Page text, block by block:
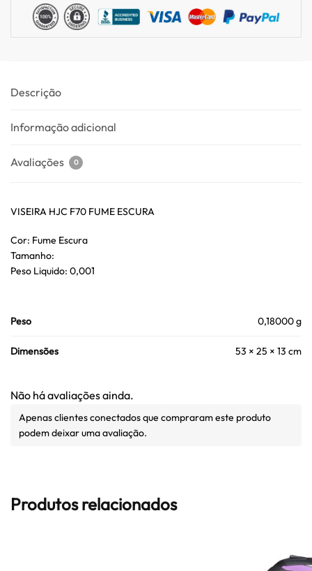
Descrição
Informação adicional
Avaliações 0
VISEIRA HJC F70 FUME ESCURA
Cor: Fume Escura
Tamanho:
Peso Liquido: 0,001
Peso 0,18000 g
Dimensões 53 × 25 × 13 cm
Não há avaliações ainda.
Apenas clientes conectados que compraram este produto
podem deixar uma avaliação.
Produtos relacionados